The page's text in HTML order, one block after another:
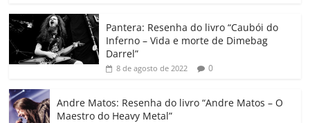
o
o
k
p
Cl
a
ss
ro
o
k h
ar
Pantera: Resenha do livro “Caubói do
Inferno – Vida e morte de Dimebag
Darrel”
8 de agosto de 2022 0
Andre Matos: Resenha do livro “Andre Matos – O
Maestro do Heavy Metal”